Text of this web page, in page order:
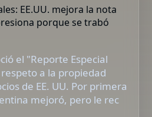
el "Reporte Especial
a la propiedad
de EE. UU. Por primera
mejoró, pero le rec